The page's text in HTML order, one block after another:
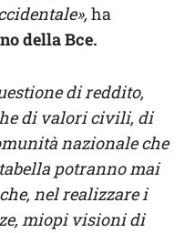
ha
della Bce.
di reddito,
di valori civili, di
nazionale che
potranno mai
nel realizzare i
miopi visioni di